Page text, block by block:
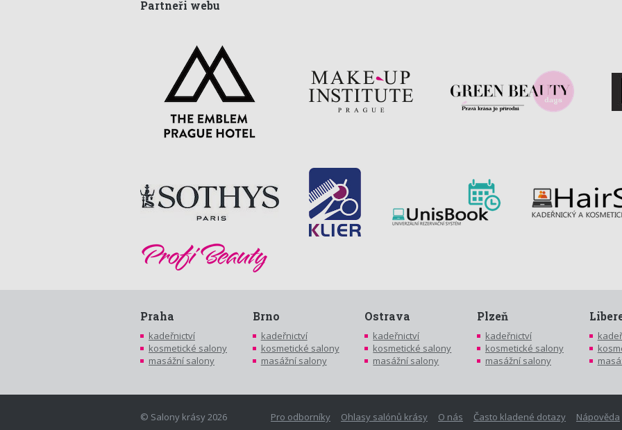
Partneři webu
Praha
kadeřnictví
kosmetické salony
masážní salony
Brno
kadeřnictví
kosmetické salony
masážní salony
Ostrava
kadeřnictví
kosmetické salony
masážní salony
Plzeň
kadeřnictví
kosmetické salony
masážní salony
Pro odborníky Ohlasy salónů krásy O nás Často kladené dotazy Nápověda
© Salony krásy 2026